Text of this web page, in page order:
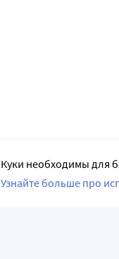
Куки необходимы для
Узнайте больше про